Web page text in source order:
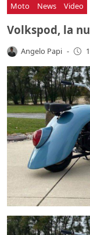
Moto News Video
Volkspod, la
Angelo Papi -